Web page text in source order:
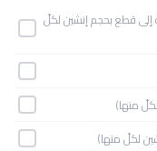
إلى قطع بحجم إنشين لكلّ
منها)
لكلّ منها)